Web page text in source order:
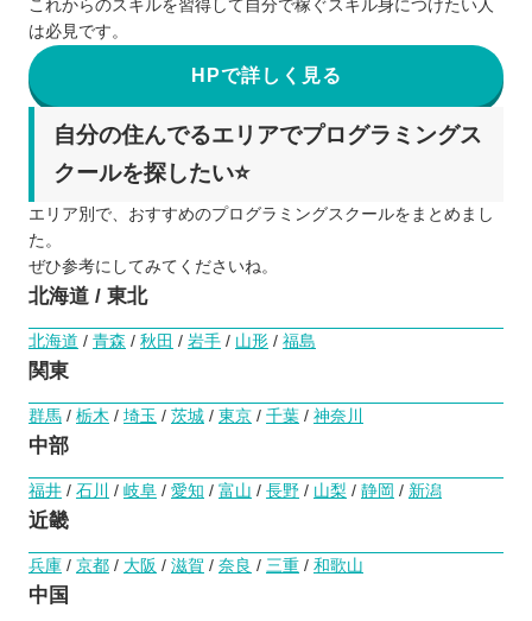
これからのスキルを習得して自分で稼ぐスキル身につけたい人
は必見です。
HPで詳しく見る
自分の住んでるエリアでプログラミングス
クールを探したい⭐️
エリア別で、おすすめのプログラミングスクールをまとめまし
た。
ぜひ参考にしてみてくださいね。
北海道 / 東北
北海道 / 青森 / 秋田 / 岩手 / 山形 / 福島
関東
群馬 / 栃木 / 埼玉 / 茨城 / 東京 / 千葉 / 神奈川
中部
福井 / 石川 / 岐阜 / 愛知 / 富山 / 長野 / 山梨 / 静岡 / 新潟
近畿
兵庫 / 京都 / 大阪 / 滋賀 / 奈良 / 三重 / 和歌山
中国